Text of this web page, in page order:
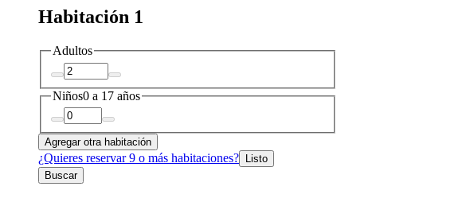
Habitación 1
Adultos
Niños0 a 17 años
Agregar otra habitación
¿Quieres reservar 9 o más habitaciones?
Listo
Buscar